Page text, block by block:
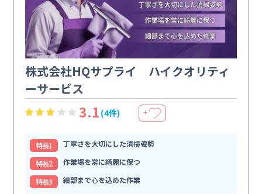
株式会社HQサプライ ハイクオリティ
ーサービス
3.1 (4件) ＋
特⻑1
丁寧さを大切にした清掃姿勢
特⻑2
作業場を常に綺麗に保つ
特⻑3
細部まで心を込めた作業